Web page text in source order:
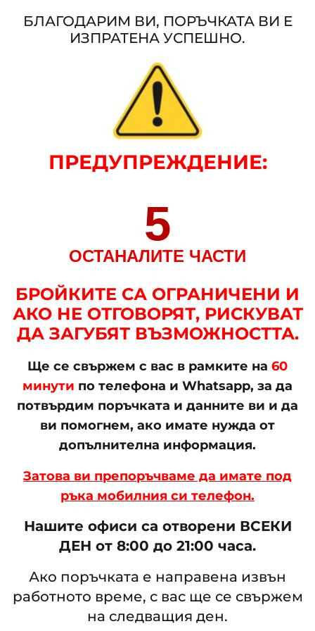
БЛАГОДАРИМ ВИ, ПОРЪЧКАТА ВИ Е
ИЗПРАТЕНА УСПЕШНО.
ПРЕДУПРЕЖДЕНИЕ:
ОСТАНАЛИТЕ ЧАСТИ
5
БРОЙКИТЕ СА ОГРАНИЧЕНИ И
АКО НЕ ОТГОВОРЯТ, РИСКУВАТ
ДА ЗАГУБЯТ ВЪЗМОЖНОСТТА.
Ще се свържем с вас в рамките на 60
минути по телефона и Whatsapp, за да
потвърдим поръчката и данните ви и да
ви помогнем, ако имате нужда от
допълнителна информация.
Затова ви препоръчваме да имате под
ръка мобилния си телефон.
Нашите офиси са отворени ВСЕКИ
ДЕН от 8:00 до 21:00 часа.
Ако поръчката е направена извън
работното време, с вас ще се свържем
на следващия ден.